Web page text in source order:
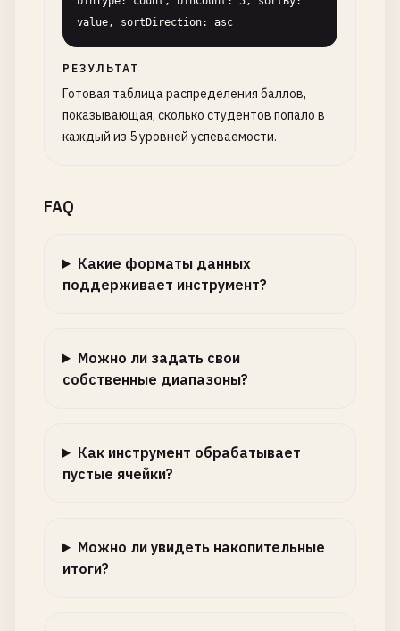
value, sortDirection: asc
РЕЗУЛЬТАТ
Готовая таблица распределения баллов,
показывающая, сколько студентов попало в
каждый из 5 уровней успеваемости.
FAQ
Какие форматы данных
поддерживает инструмент?
Можно ли задать свои
собственные диапазоны?
Как инструмент обрабатывает
пустые ячейки?
Можно ли увидеть накопительные
итоги?